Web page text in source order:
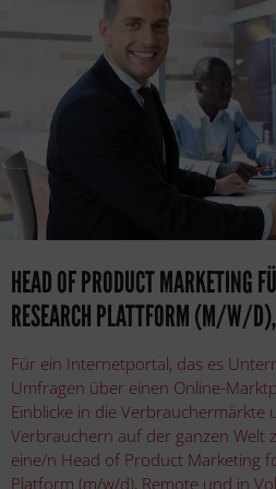
HEAD OF PRODUCT MARKETING
RESEARCH PLATTFORM (M/W/
Für ein Internetportal, das es
Umfragen über einen Online-
Einblicke in die Verbrauchermärkte
Verbrauchern auf der ganzen Welt
eine/n Head of Product Marketing
Platform (m/w/d), Remote und in